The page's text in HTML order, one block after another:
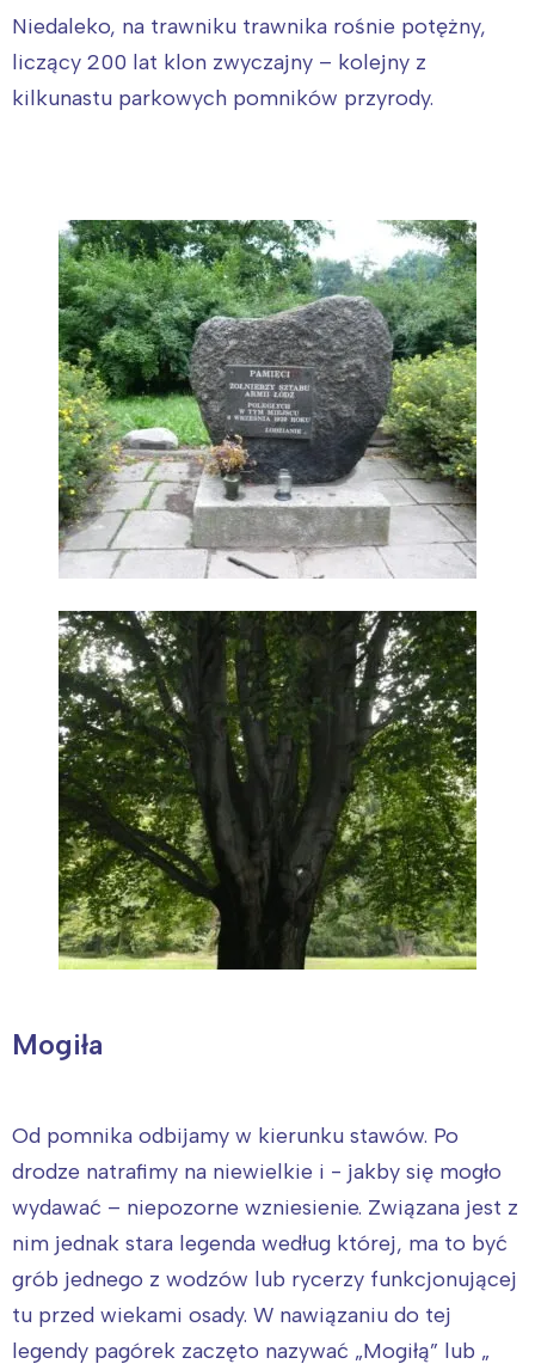
Niedaleko, na trawniku trawnika rośnie potężny,
liczący 200 lat klon zwyczajny – kolejny z
kilkunastu parkowych pomników przyrody.
Mogiła
Od pomnika odbijamy w kierunku stawów. Po
drodze natrafimy na niewielkie i - jakby się mogło
wydawać – niepozorne wzniesienie. Związana jest z
nim jednak stara legenda według której, ma to być
grób jednego z wodzów lub rycerzy funkcjonującej
tu przed wiekami osady. W nawiązaniu do tej
legendy pagórek zaczęto nazywać „Mogiłą” lub „